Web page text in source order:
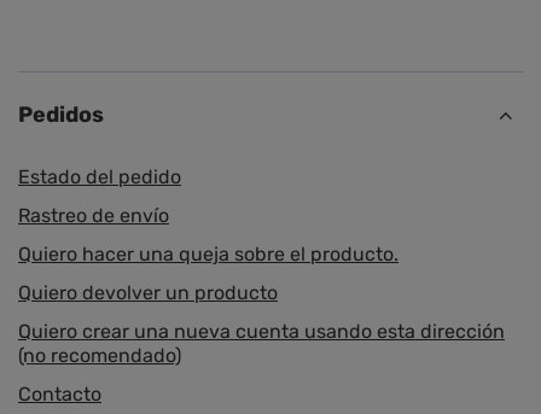
Pedidos
Estado del pedido
Rastreo de envío
Quiero hacer una queja sobre el producto.
Quiero devolver un producto
Quiero crear una nueva cuenta usando esta dirección
(no recomendado)
Contacto